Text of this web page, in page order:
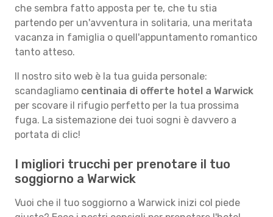
che sembra fatto apposta per te, che tu stia
partendo per un'avventura in solitaria, una meritata
vacanza in famiglia o quell'appuntamento romantico
tanto atteso.
Il nostro sito web è la tua guida personale:
scandagliamo centinaia di offerte hotel a Warwick
per scovare il rifugio perfetto per la tua prossima
fuga. La sistemazione dei tuoi sogni è davvero a
portata di clic!
I migliori trucchi per prenotare il tuo
soggiorno a Warwick
Vuoi che il tuo soggiorno a Warwick inizi col piede